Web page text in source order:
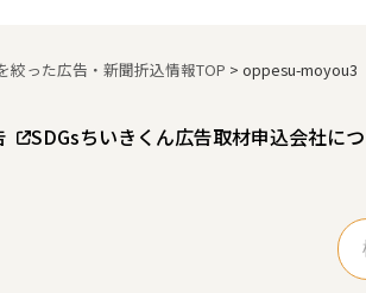
絞った広告・新聞折込情報TOP >oppesu-moyou3
SDGsちいきくん広告取材申込会社に
検
索: